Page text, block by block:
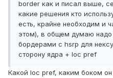
border как и писал выше,
какие решения кто
есть, крайне необходим и
этом), в общем думаю надо
бордерами с hsrp для
сторону ядра + loc pref
Какой loc pref, каким боком он